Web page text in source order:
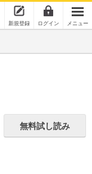
新規登録 ログイン メニュー
無料試し読み